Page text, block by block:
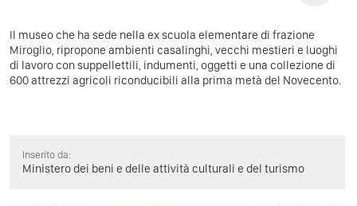
Il museo che ha sede nella ex scuola elementare di frazione
Miroglio, ripropone ambienti casalinghi, vecchi mestieri e luoghi
di lavoro con suppellettili, indumenti, oggetti e una collezione di
600 attrezzi agricoli riconducibili alla prima metà del Novecento.
Inserito da:
Ministero dei beni e delle attività culturali e del turismo